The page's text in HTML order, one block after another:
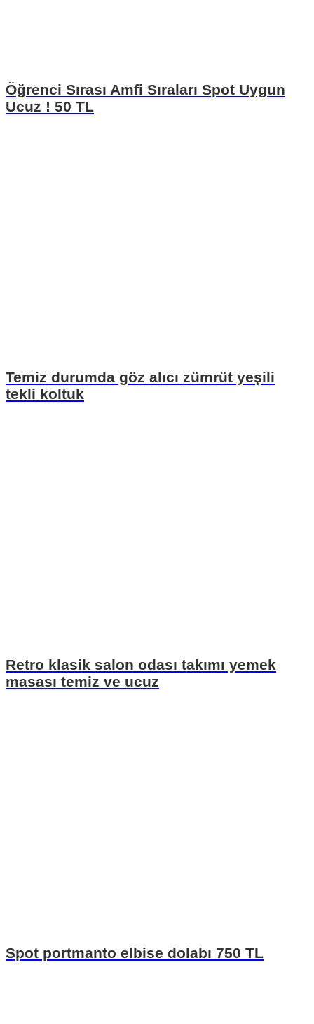
Öğrenci Sırası Amfi Sıraları Spot Uygun
Ucuz ! 50 TL
Temiz durumda göz alıcı zümrüt yeşili
tekli koltuk
Retro klasik salon odası takımı yemek
masası temiz ve ucuz
Spot portmanto elbise dolabı 750 TL